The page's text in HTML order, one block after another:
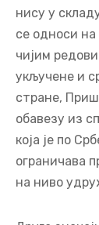
нису у
се односи на
чијим
укључене и
стране,
обавезу из
која је по
ограничава
на ниво